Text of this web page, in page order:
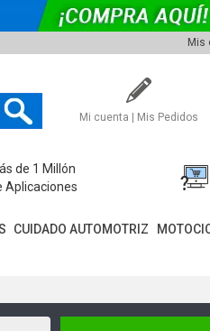
Mis
Mi cuenta | Mis Pedidos
de 1 Millón
Aplicaciones
CUIDADO AUTOMOTRIZ